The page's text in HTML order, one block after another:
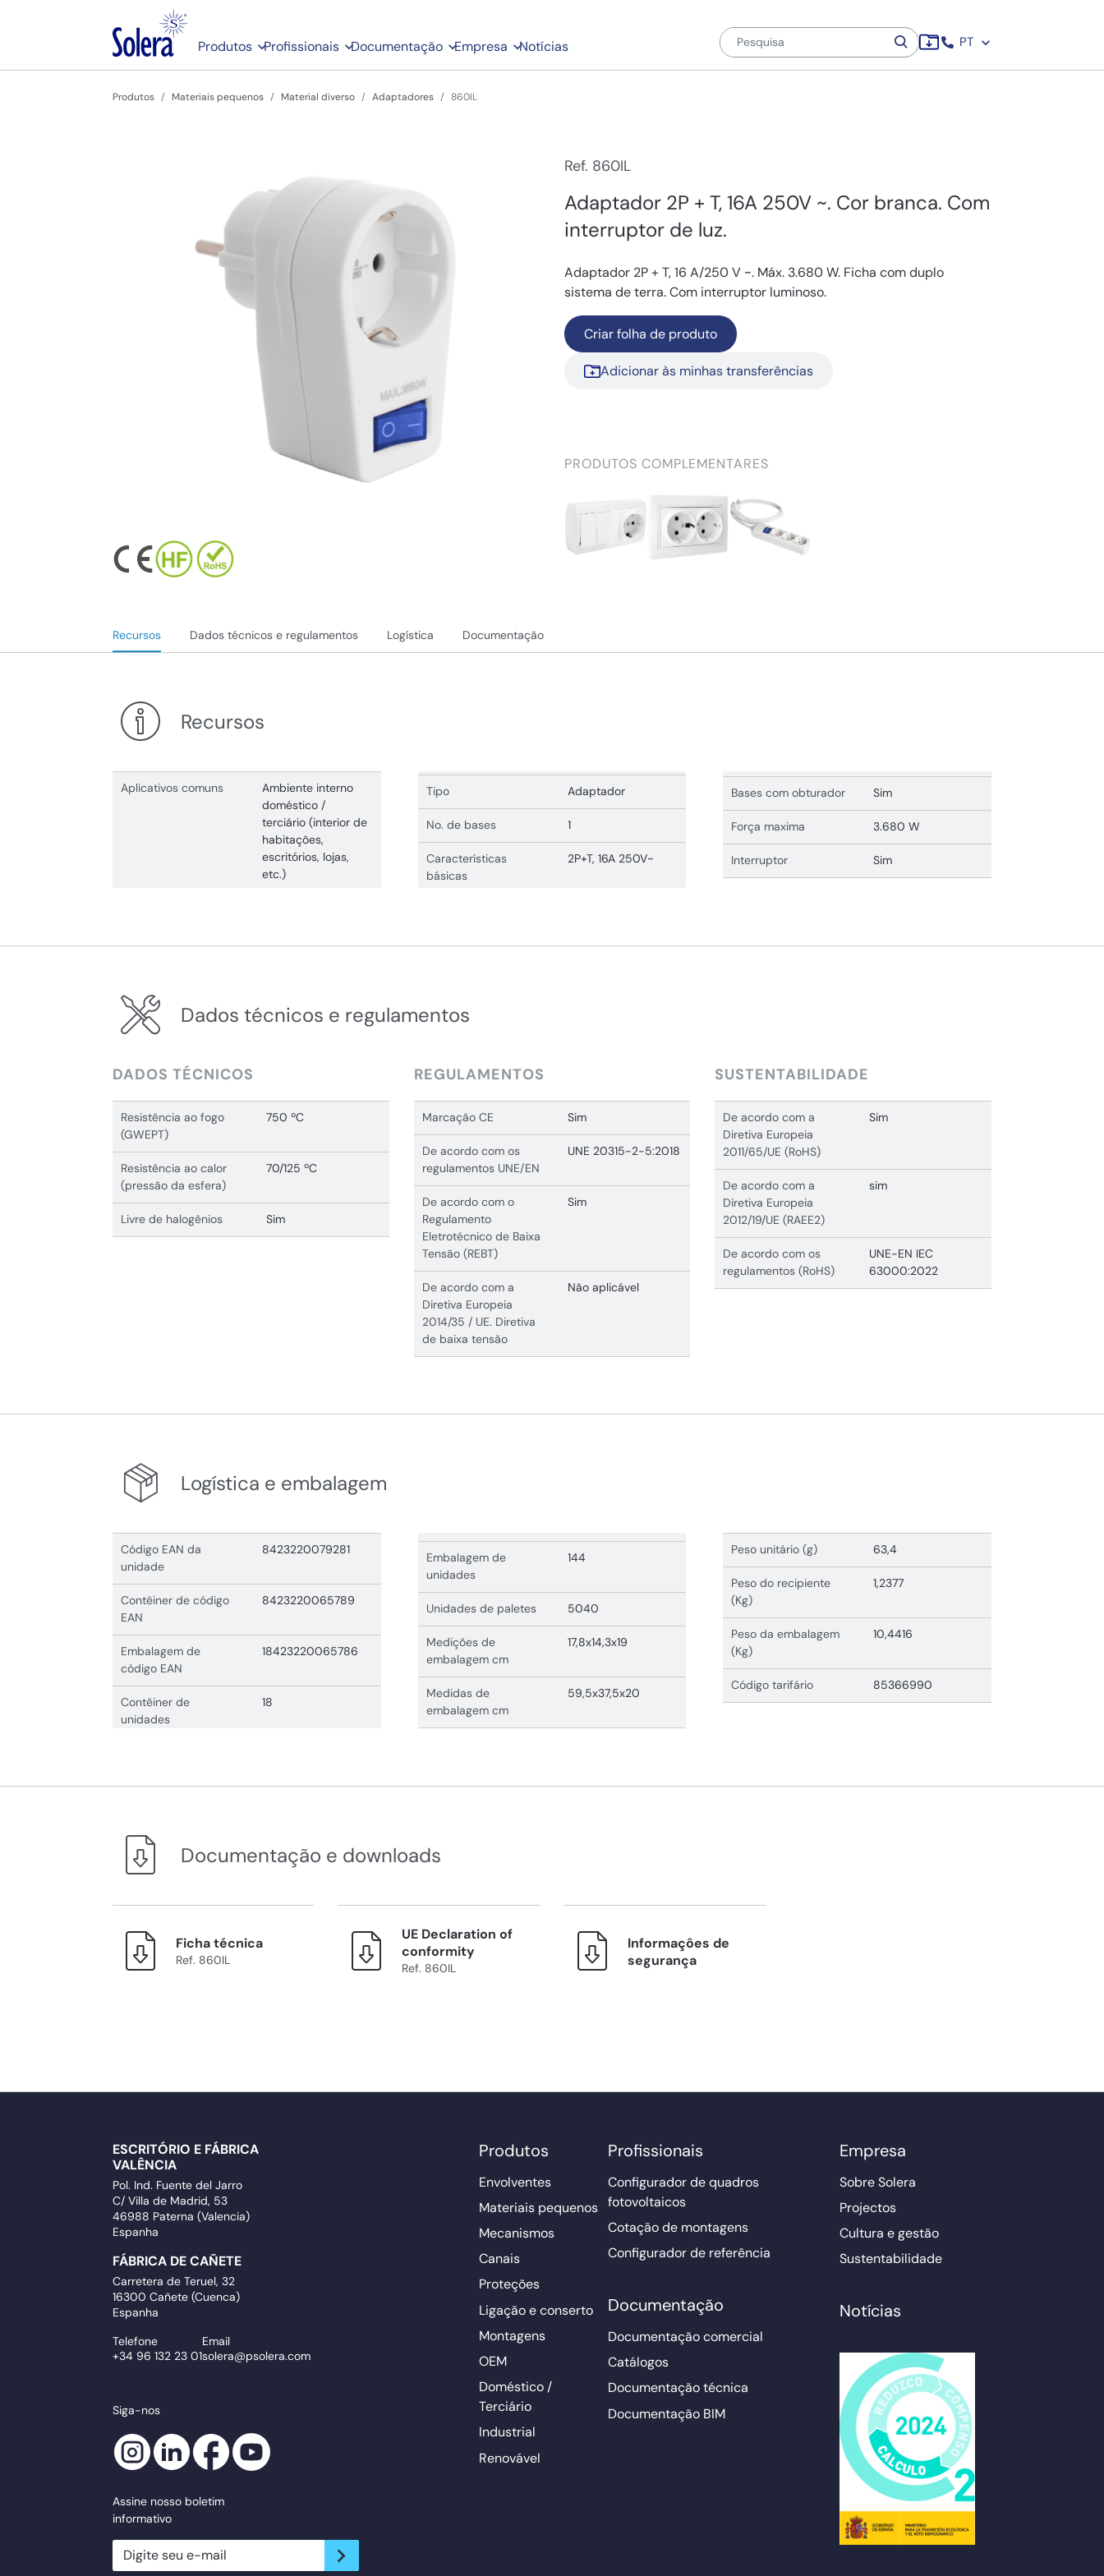
Produtos Profissionais Documentação Empresa Notícias PT
Produtos Materiais pequenos Material diverso Adaptadores 860IL
Ref. 860IL
Adaptador 2P + T, 16A 250V ~. Cor branca. Com
interruptor de luz.
Adaptador 2P + T, 16 A/250 V ~. Máx. 3.680 W. Ficha com duplo
sistema de terra. Com interruptor luminoso.
Criar folha de produto
Adicionar às minhas transferências
PRODUTOS COMPLEMENTARES
Recursos Dados técnicos e regulamentos Logística Documentação
Recursos
Aplicativos comuns
Ambiente interno
doméstico /
terciário (interior de
habitações,
escritórios, lojas,
etc.)
Tipo Adaptador
No. de bases 1
Características
básicas
2P+T, 16A 250V~
Bases com obturador Sim
Força maxima 3.680 W
Interruptor Sim
Dados técnicos e regulamentos
DADOS TÉCNICOS
Resistência ao fogo
(GWEPT)
750 ºC
Resistência ao calor
(pressão da esfera)
70/125 ºC
Livre de halogênios Sim
REGULAMENTOS
Marcação CE Sim
De acordo com os
regulamentos UNE/EN
UNE 20315-2-5:2018
De acordo com o
Regulamento
Eletrotécnico de Baixa
Tensão (REBT)
Sim
De acordo com a
Diretiva Europeia
2014/35 / UE. Diretiva
de baixa tensão
Não aplicável
SUSTENTABILIDADE
De acordo com a
Diretiva Europeia
2011/65/UE (RoHS)
Sim
De acordo com a
Diretiva Europeia
2012/19/UE (RAEE2)
sim
De acordo com os
regulamentos (RoHS)
UNE-EN IEC
63000:2022
Logística e embalagem
Código EAN da
unidade
8423220079281
Contêiner de código
EAN
8423220065789
Embalagem de
código EAN
18423220065786
Contêiner de
unidades
18
Embalagem de
unidades
144
Unidades de paletes 5040
Medições de
embalagem cm
17,8x14,3x19
Medidas de
embalagem cm
59,5x37,5x20
Peso unitário (g) 63,4
Peso do recipiente
(Kg)
1,2377
Peso da embalagem
(Kg)
10,4416
Código tarifário 85366990
Documentação e downloads
Ficha técnica
Ref. 860IL
UE Declaration of
conformity
Ref. 860IL
Informaçôes de
segurança
ESCRITÓRIO E FÁBRICA
VALÊNCIA
Pol. Ind. Fuente del Jarro
C/ Villa de Madrid, 53
46988 Paterna (Valencia)
Espanha
FÁBRICA DE CAÑETE
Carretera de Teruel, 32
16300 Cañete (Cuenca)
Espanha
Telefone
+34 96 132 23 01
Email
solera@psolera.com
Siga-nos
Assine nosso boletim
informativo
newsletter.suscribe
Produtos
Envolventes
Materiais pequenos
Mecanismos
Canais
Proteções
Ligação e conserto
Montagens
OEM
Doméstico /
Terciário
Industrial
Renovável
Profissionais
Configurador de quadros
fotovoltaicos
Cotação de montagens
Configurador de referência
Documentação
Documentação comercial
Catálogos
Documentação técnica
Documentação BIM
Empresa
Sobre Solera
Projectos
Cultura e gestão
Sustentabilidade
Notícias